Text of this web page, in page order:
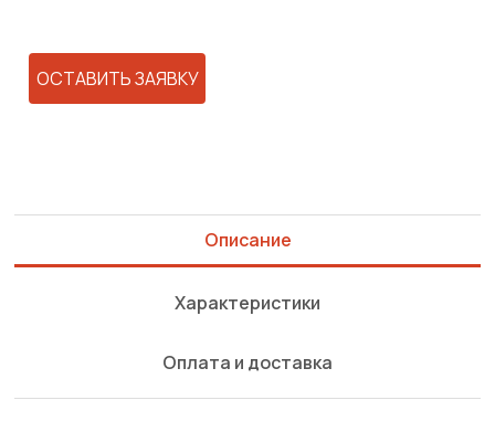
ОСТАВИТЬ ЗАЯВКУ
Описание
Характеристики
Оплата и доставка